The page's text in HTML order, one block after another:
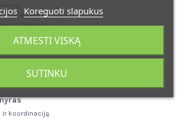
ir pataikykite į rinkinį.
taisykles.
koordinaciją.
Koreguoti slapukus
ATMESTI VISKĄ
SUTINKU